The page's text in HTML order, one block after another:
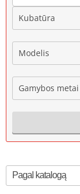
Kubatūra
Modelis
Gamybos metai